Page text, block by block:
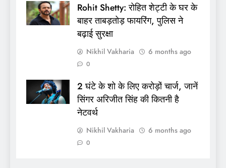
Rohit Shetty: रोहित शेट्टी के घर के
बाहर ताबड़तोड़ फायरिंग, पुलिस ने
बढ़ाई सुरक्षा
Nikhil Vakharia 6 months ago
0
2 घंटे के शो के लिए करोड़ों चार्ज, जानें
सिंगर अरिजीत सिंह की कितनी है
नेटवर्थ
Nikhil Vakharia 6 months ago
0